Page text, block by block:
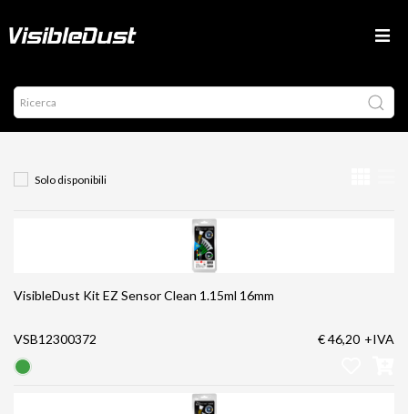
Solo disponibili
VisibleDust Kit EZ Sensor Clean 1.15ml 16mm
VSB12300372 € 46,20 +IVA